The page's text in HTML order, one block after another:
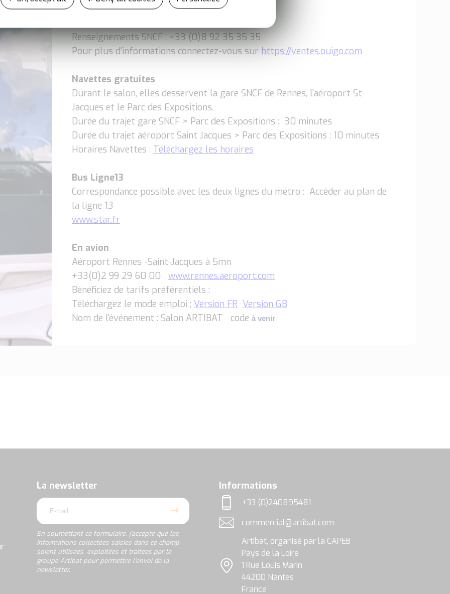
En train
Renseignements SNCF : +33 (0)8 92 35 35 35
Pour plus d'informations connectez-vous sur https://ventes.ouigo.com
Navettes gratuites
Durant le salon, elles desservent la gare SNCF de Rennes, l'aéroport St
Jacques et le Parc des Expositions.
Durée du trajet gare SNCF > Parc des Expositions : 30 minutes
Durée du trajet aéroport Saint Jacques > Parc des Expositions : 10 minutes
Horaires Navettes : Téléchargez les horaires
Bus Ligne13
Correspondance possible avec les deux lignes du métro : Accéder au plan de
la ligne 13
www.star.fr
En avion
Aéroport Rennes -Saint-Jacques à 5mn
+33(0)2 99 29 60 00www.rennes.aeroport.com
Bénéficiez de tarifs préférentiels :
Téléchargez le mode emploi ; Version FR Version GB
Nom de l'événement : Salon ARTIBAT codeà venir
La newsletter
email
En soumettant ce formulaire, j’accepte que les
informations collectées saisies dans ce champ
soient utilisées, exploitées et traitées par le
groupe Artibat pour permettre l’envoi de la
newsletter.
formulaire,
que
les
saisies
dans
ce
champ
soient
Informations
Téléphone
+33 (0)240895481
Adresse email
commercial@artibat.com
Localisation
Artibat, organisé par la CAPEB
Pays de la Loire
1 Rue Louis Marin
44200 Nantes
France